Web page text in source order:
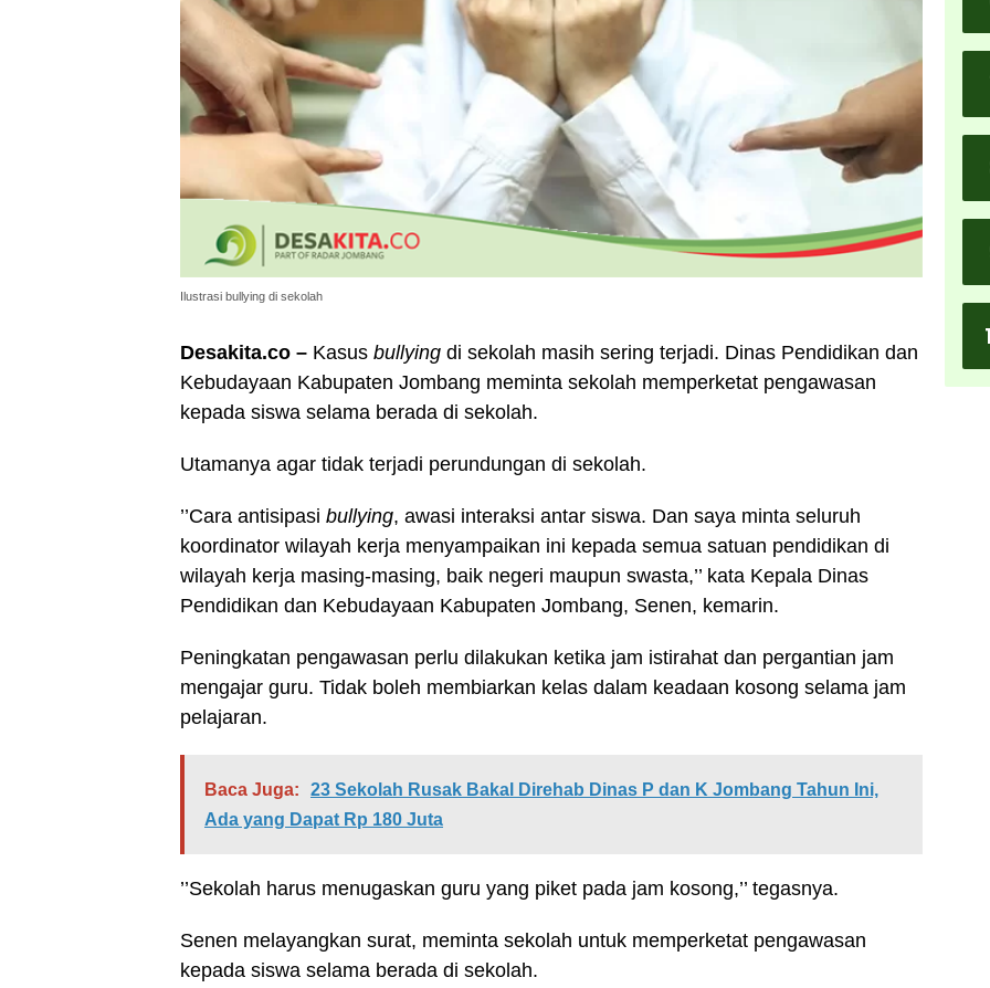
Ilustrasi bullying di sekolah
Desakita.co – Kasus bullying di sekolah masih sering terjadi. Dinas Pendidikan dan
Kebudayaan Kabupaten Jombang meminta sekolah memperketat pengawasan
kepada siswa selama berada di sekolah.
Utamanya agar tidak terjadi perundungan di sekolah.
’’Cara antisipasi bullying, awasi interaksi antar siswa. Dan saya minta seluruh
koordinator wilayah kerja menyampaikan ini kepada semua satuan pendidikan di
wilayah kerja masing-masing, baik negeri maupun swasta,’’ kata Kepala Dinas
Pendidikan dan Kebudayaan Kabupaten Jombang, Senen, kemarin.
Peningkatan pengawasan perlu dilakukan ketika jam istirahat dan pergantian jam
mengajar guru. Tidak boleh membiarkan kelas dalam keadaan kosong selama jam
pelajaran.
Baca Juga:
23 Sekolah Rusak Bakal Direhab Dinas P dan K Jombang Tahun Ini,
Ada yang Dapat Rp 180 Juta
’’Sekolah harus menugaskan guru yang piket pada jam kosong,’’ tegasnya.
Senen melayangkan surat, meminta sekolah untuk memperketat pengawasan
kepada siswa selama berada di sekolah.